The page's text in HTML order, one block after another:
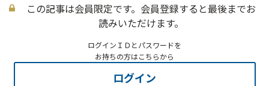
この記事は会員限定です。会員登録すると最後までお
読みいただけます。
ログインＩＤとパスワードを
お持ちの方はこちらから
ログイン